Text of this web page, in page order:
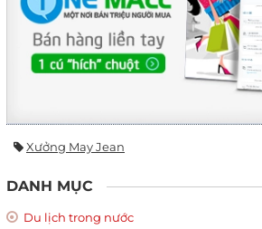
Xưởng May Jean
DANH MỤC
Du lịch trong nước